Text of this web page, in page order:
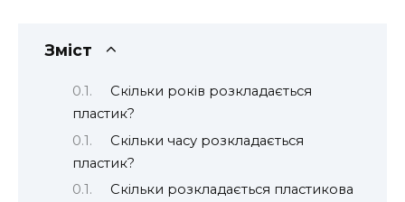
Зміст
Скільки років розкладається
пластик?
Скільки часу розкладається
пластик?
Скільки розкладається пластикова